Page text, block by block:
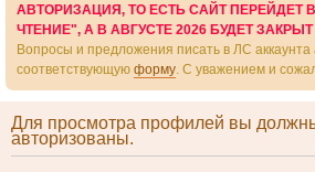
АВТОРИЗАЦИЯ, ТО ЕСТЬ САЙТ ПЕРЕЙДЕТ
ЧТЕНИЕ", А В АВГУСТЕ 2026 БУДЕТ
Вопросы и предложения писать в ЛС
соответствующую форму. С уважением и
Для просмотра профилей вы
авторизованы.